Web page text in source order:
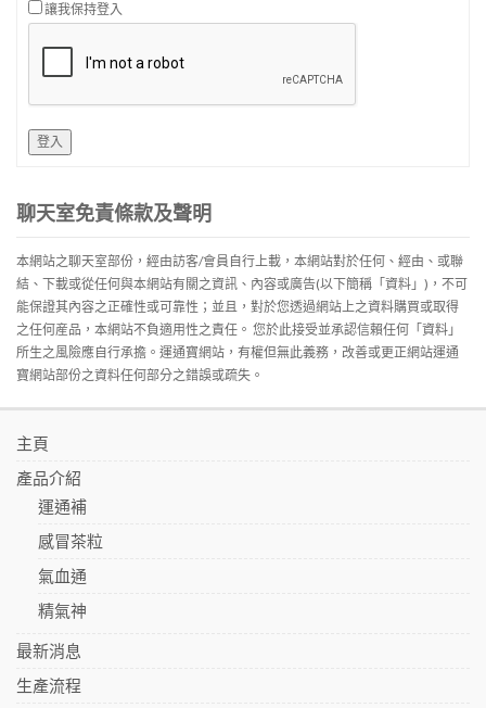
讓我保持登入
登入
聊天室免責條款及聲明
本網站之聊天室部份，經由訪客/會員自行上載，本網站對於任何、經由、或聯
結、下載或從任何與本網站有關之資訊、內容或廣告(以下簡稱「資料」)，不可
能保證其內容之正確性或可靠性；並且，對於您透過網站上之資料購買或取得
之任何産品，本網站不負適用性之責任。 您於此接受並承認信賴任何「資料」
所生之風險應自行承擔。運通寶網站，有權但無此義務，改善或更正網站運通
寶網站部份之資料任何部分之錯誤或疏失。
主頁
產品介紹
運通補
感冒茶粒
氣血通
精氣神
最新消息
生產流程